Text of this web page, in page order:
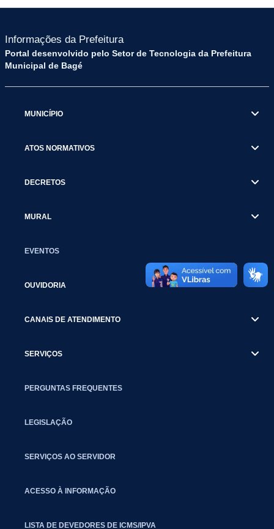
Informações da Prefeitura
Portal desenvolvido pelo Setor de Tecnologia da Prefeitura
Municipal de Bagé
MUNICÍPIO
ATOS NORMATIVOS
DECRETOS
MURAL
EVENTOS
OUVIDORIA
CANAIS DE ATENDIMENTO
SERVIÇOS
PERGUNTAS FREQUENTES
LEGISLAÇÃO
SERVIÇOS AO SERVIDOR
ACESSO À INFORMAÇÃO
LISTA DE DEVEDORES DE ICMS/IPVA